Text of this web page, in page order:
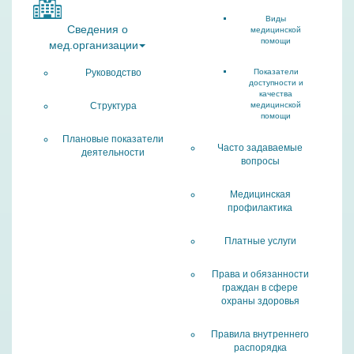
Сведения о
мед.организации
Руководство
Структура
Плановые показатели
деятельности
Виды
медицинской
помощи
Показатели
доступности и
качества
медицинской
помощи
Часто задаваемые
вопросы
Медицинская
профилактика
Платные услуги
Права и обязанности
граждан в сфере
охраны здоровья
Правила внутреннего
распорядка